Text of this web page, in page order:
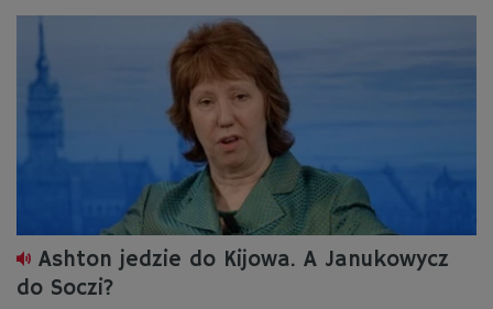
Ashton jedzie do Kijowa. A Janukowycz
do Soczi?